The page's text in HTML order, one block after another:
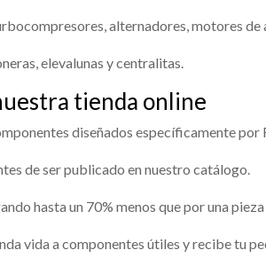
alternadores, motores de
elevalunas y centralitas.
tienda online
diseñados específicamente por
de ser publicado en nuestro catálogo.
hasta un 70% menos que por una
vida a componentes útiles y recibe tu